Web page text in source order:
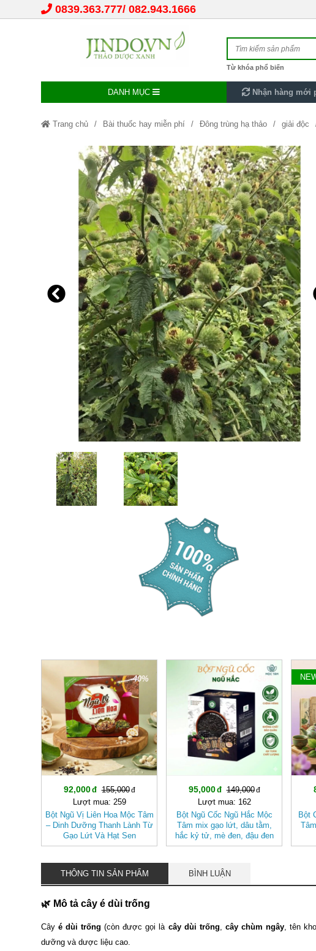
0839.363.777 082.943.1666
Từ khóa phổ biến
DANH MỤC Nhận hàng mới
Trang chủ Bài thuốc hay miễn phí Đông trùng hạ thảo giải độc
-40%
92,000
155,000
Lượt mua: 259
Bột Ngũ Vị Liên Hoa Mộc Tâm
– Dinh Dưỡng Thanh Lành Từ
Gạo Lứt Và Hạt Sen
95,000
149,000
Lượt mua: 162
Bột Ngũ Cốc Ngũ Hắc Mộc
Tâm mix gạo lứt, dâu tằm,
hắc kỷ tử, mè đen, đậu đen
Bột
THÔNG TIN SẢN PHẨM BÌNH LUẬN
🌿 Mô tả cây é dùi trống
Câyé dùi trống (còn được gọi là cây dùi trống, cây chùm ngây, tên
dưỡng và dược liệu cao.